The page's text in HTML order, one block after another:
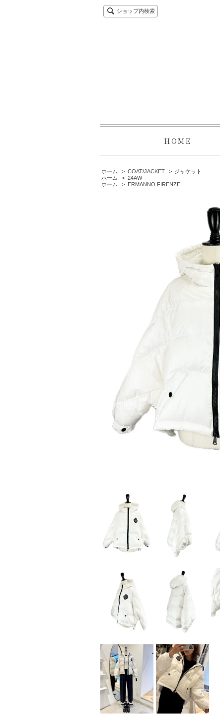
ショップ内検索
HOME
ホーム > COAT/JACKET > ジャケット
ホーム
> 24AW
ホーム
> ERMANNO FIRENZE